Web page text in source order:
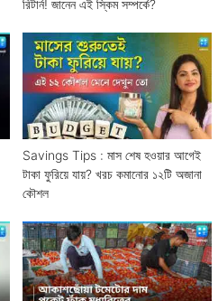
রিটার্ন! জানেন এই স্কিম সম্পর্কে?
Savings Tips : মাস শেষ হওয়ার আগেই
টাকা ফুরিয়ে যায়? খরচ কমানোর ১২টি অজানা
কৌশল